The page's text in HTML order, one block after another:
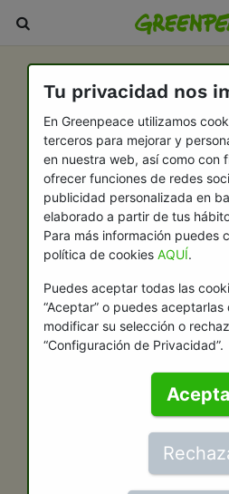
Tu privacidad nos
En Greenpeace utilizamos
terceros para mejorar y
en nuestra web, así como con
ofrecer funciones de redes
publicidad personalizada en
elaborado a partir de tus
Para más información puedes
política de cookies AQUÍ.
Puedes aceptar todas las
“Aceptar” o puedes
modificar su selección o
“Configuración de Privacidad”.